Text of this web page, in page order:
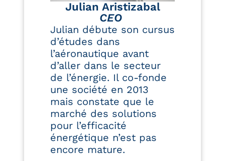
Julian Aristizabal
CEO
Julian débute son cursus
d’études dans
l’aéronautique avant
d’aller dans le secteur
de l’énergie. Il co-fonde
une société en 2013
mais constate que le
marché des solutions
pour l’efficacité
énergétique n’est pas
encore mature.